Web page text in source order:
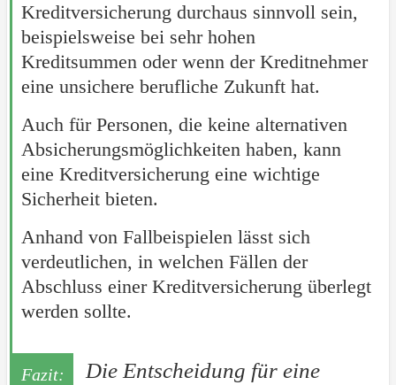
Kreditversicherung durchaus sinnvoll sein,
beispielsweise bei sehr hohen
Kreditsummen oder wenn der Kreditnehmer
eine unsichere berufliche Zukunft hat.
Auch für Personen, die keine alternativen
Absicherungsmöglichkeiten haben, kann
eine Kreditversicherung eine wichtige
Sicherheit bieten.
Anhand von Fallbeispielen lässt sich
verdeutlichen, in welchen Fällen der
Abschluss einer Kreditversicherung überlegt
werden sollte.
Die Entscheidung für eine